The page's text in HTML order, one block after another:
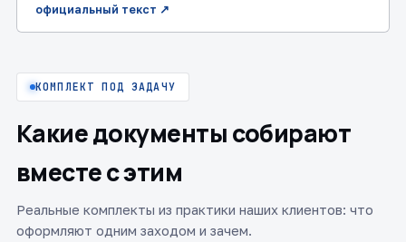
официальный текст ↗
КОМПЛЕКТ ПОД ЗАДАЧУ
Какие документы собирают
вместе с этим
Реальные комплекты из практики наших клиентов: что
оформляют одним заходом и зачем.